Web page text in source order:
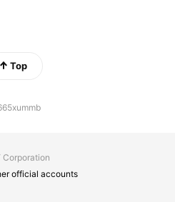
Top
official accounts